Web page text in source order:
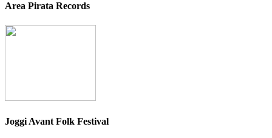
Area Pirata Records
Joggi Avant Folk Festival